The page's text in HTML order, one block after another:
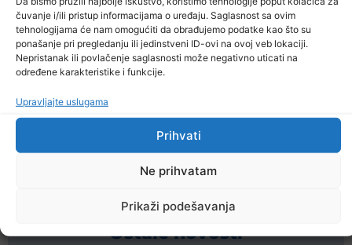
čuvanje i/ili pristup informacijama o uređaju. Saglasnost sa ovim
tehnologijama će nam omogućiti da obrađujemo podatke kao što su
ponašanje pri pregledanju ili jedinstveni ID-ovi na ovoj veb lokaciji.
Nepristanak ili povlačenje saglasnosti može negativno uticati na
određene karakteristike i funkcije.
Upravljajte uslugama
Prihvati
Ne prihvatam
Prikaži podešavanja
stiglo u našu zemlju, a onih 80 se i dalje nalazi u
skladištu te se u slučaju potrebe ne mogu koristiti
bez obzira što je Federalni štab civilne zaštite čak na
papiru izvršio i raspodjelu respiratora zdravstvenim
Ostale novosti